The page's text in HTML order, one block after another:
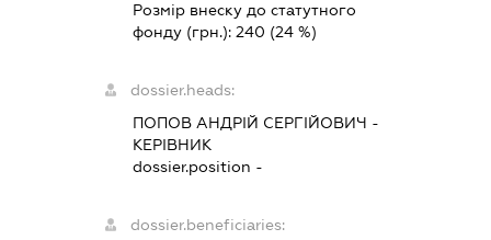
Розмір внеску до статутного
фонду (грн.): 240 (24 %)
dossier.heads:
ПОПОВ АНДРІЙ СЕРГІЙОВИЧ -
КЕРІВНИК
dossier.position -
dossier.beneficiaries: